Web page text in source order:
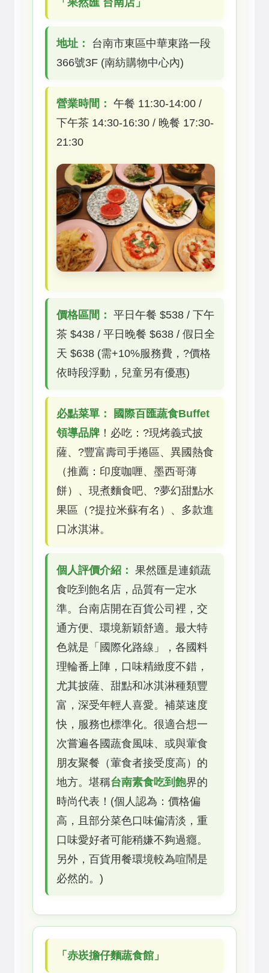
「果然匯 台南店」
地址：
台南市東區中華東路一段
366號3F (南紡購物中心內)
營業時間： 午餐 11:30-14:00 /
下午茶 14:30-16:30 / 晚餐 17:30-
21:30
價格區間： 平日午餐 $538 / 下午
茶 $438 / 平日晚餐 $638 / 假日全
天 $638 (需+10%服務費，?價格
依時段浮動，兒童另有優惠)
必點菜單：
國際百匯蔬食Buffet
領導品牌 ！必吃：?現烤義式披
薩、?豐富壽司手捲區、異國熱食
（推薦：印度咖喱、墨西哥薄
餅）、現煮麵食吧、?夢幻甜點水
果區（?提拉米蘇有名）、多款進
口冰淇淋。
個人評價介紹： 果然匯是連鎖蔬
食吃到飽名店，品質有一定水
準。台南店開在百貨公司裡，交
通方便、環境新穎舒適。最大特
色就是「國際化路線」，各國料
理輪番上陣，口味精緻度不錯，
尤其披薩、甜點和冰淇淋種類豐
富，深受年輕人喜愛。補菜速度
快，服務也標準化。很適合想一
次嘗遍各國蔬食風味、或與葷食
朋友聚餐（葷食者接受度高）的
地方。堪稱台南素食吃到飽界的
時尚代表！(個人認為：價格偏
高，且部分菜色口味偏清淡，重
口味愛好者可能稍嫌不夠過癮。
另外，百貨用餐環境較為喧鬧是
必然的。)
「赤崁擔仔麵蔬食館」